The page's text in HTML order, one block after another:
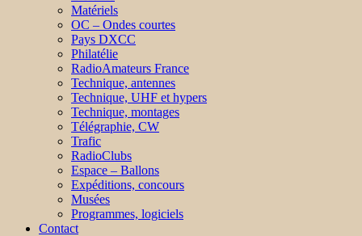
Matériels
OC – Ondes courtes
Pays DXCC
Philatélie
RadioAmateurs France
Technique, antennes
Technique, UHF et hypers
Technique, montages
Télégraphie, CW
Trafic
RadioClubs
Espace – Ballons
Expéditions, concours
Musées
Programmes, logiciels
Contact